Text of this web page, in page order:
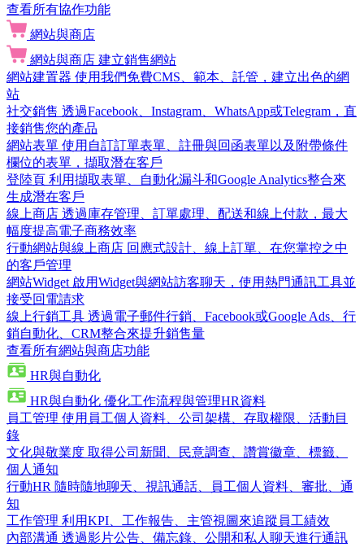
查看所有協作功能
網站與商店
網站與商店 建立銷售網站
網站建置器 使用我們免費CMS、範本、託管，建立出色的網
站
社交銷售 透過Facebook、Instagram、WhatsApp或Telegram，直
接銷售您的產品
網站表單 使用自訂訂單表單、註冊與回函表單以及附帶條件
欄位的表單，擷取潛在客戶
登陸頁 利用擷取表單、自動化漏斗和Google Analytics整合來
生成潛在客戶
線上商店 透過庫存管理、訂單處理、配送和線上付款，最大
幅度提高電子商務效率
行動網站與線上商店 回應式設計、線上訂單、在您掌控之中
的客戶管理
網站Widget 啟用Widget與網站訪客聊天，使用熱門通訊工具並
接受回電請求
線上行銷工具 透過電子郵件行銷、Facebook或Google Ads、行
銷自動化、CRM整合來提升銷售量
查看所有網站與商店功能
HR與自動化
HR與自動化 優化工作流程與管理HR資料
員工管理 使用員工個人資料、公司架構、存取權限、活動目
錄
文化與敬業度 取得公司新聞、民意調查、讚賞徽章、標籤、
個人通知
行動HR 隨時隨地聊天、視訊通話、員工個人資料、審批、通
知
工作管理 利用KPI、工作報告、主管視圖來追蹤員工績效
內部溝通 透過影片公告、備忘錄、公開和私人聊天進行通訊